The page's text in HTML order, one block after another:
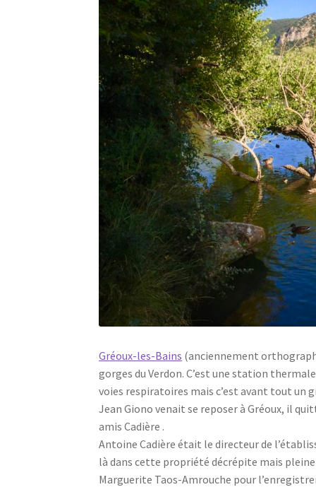
Gréoux-les-Bains (anciennement
gorges du Verdon. C’est une station
voies respiratoires mais c’est avant tout un
Jean Giono venait se reposer à Gréoux, il
amis Cadière .
Antoine Cadière était le directeur de
là dans cette propriété décrépite mais
Marguerite Taos-Amrouche pour